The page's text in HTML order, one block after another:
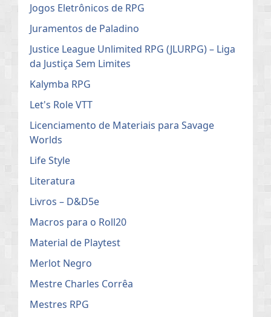
Jogos Eletrônicos de RPG
Juramentos de Paladino
Justice League Unlimited RPG (JLURPG) – Liga
da Justiça Sem Limites
Kalymba RPG
Let's Role VTT
Licenciamento de Materiais para Savage
Worlds
Life Style
Literatura
Livros – D&D5e
Macros para o Roll20
Material de Playtest
Merlot Negro
Mestre Charles Corrêa
Mestres RPG